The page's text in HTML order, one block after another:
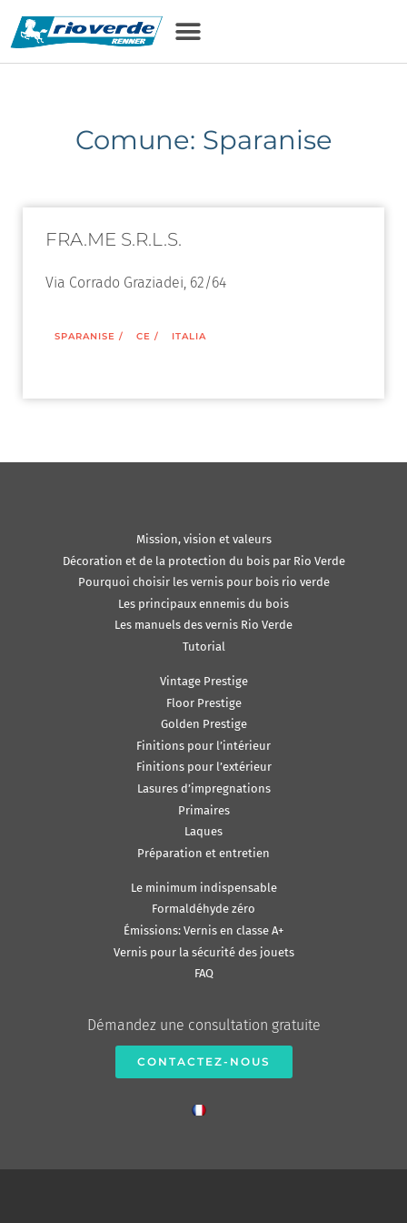
Comune: Sparanise
FRA.ME S.R.L.S.
Via Corrado Graziadei, 62/64
SPARANISE / CE / ITALIA
Mission, vision et valeurs
Décoration et de la protection du bois par Rio Verde
Pourquoi choisir les vernis pour bois rio verde
Les principaux ennemis du bois
Les manuels des vernis Rio Verde
Tutorial
Vintage Prestige
Floor Prestige
Golden Prestige
Finitions pour l’intérieur
Finitions pour l’extérieur
Lasures d’impregnations
Primaires
Laques
Préparation et entretien
Le minimum indispensable
Formaldéhyde zéro
Émissions: Vernis en classe A+
Vernis pour la sécurité des jouets
FAQ
Démandez une consultation gratuite
CONTACTEZ-NOUS